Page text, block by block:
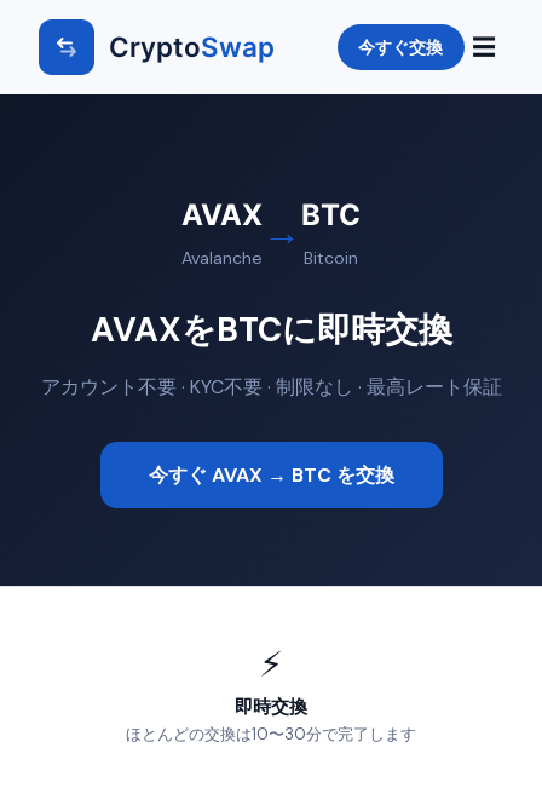
CryptoSwap 今すぐ交換 ☰
AVAX
Avalanche
→ BTC
Bitcoin
AVAXをBTCに即時交換
アカウント不要 · KYC不要 · 制限なし · 最高レート保証
今すぐ AVAX → BTC を交換
⚡
即時交換
ほとんどの交換は10〜30分で完了します